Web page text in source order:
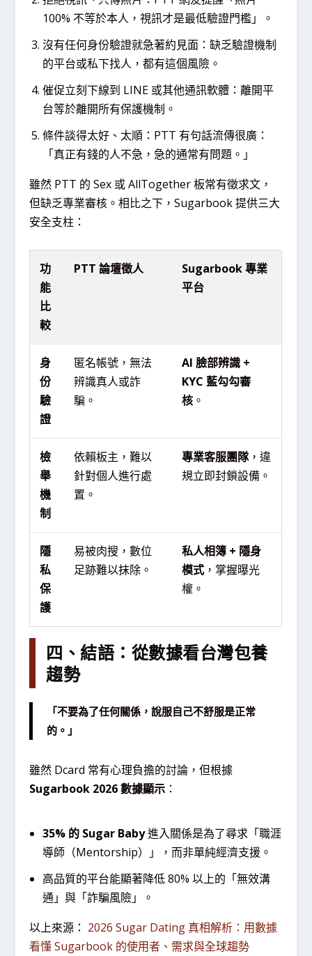
100% 不等於本人，視訊才是最低驗證門檻」。
沒有任何身份驗證就急著約見面：缺乏驗證機制
的平台或私下找人，都有這個風險。
催促立刻下線到 LINE 或其他通訊軟體：離開平
台等於離開所有保護機制。
條件談得太好、太順：PTT 有句話流傳很廣：
「真正有錢的人不急，急的通常有問題。」
雖然 PTT 的 Sex 或 AllTogether 板常有徵求文，
但缺乏專業審核。相比之下，Sugarbook 提供三大
安全支柱：
功
能
比
較
PTT 論壇徵人
Sugarbook 專業
平台
身
份
驗
證
匿名帳號，無法
辨識真人或詐
騙。
AI 臉部辨識 +
KYC 藍勾勾審
核 。
檢
舉
機
制
依賴板主，難以
針對個人進行處
置。
專業客服團隊，違
規立即封鎖設備。
隱
私
保
護
易被肉搜，數位
足跡難以抹除。
私人相簿 + 隱身
模式 ，掌握曝光
權。
四、結語：從數據看台灣包養
趨勢
「不要為了任何關係，說服自己不舒服是正常
的。」
雖然 Dcard 常有心理負擔的討論，但根據
Sugarbook 2026 數據顯示 ：
35% 的 Sugar Baby進入關係是為了尋求「職涯
導師（Mentorship）」，而非單純經濟支援。
高品質的平台能顯著降低 80% 以上的「無效溝
通」與「詐騙風險」。
以上來源： 2026 Sugar Dating 真相解析：用數據
看懂 Sugarbook 的使用者、需求與全球趨勢